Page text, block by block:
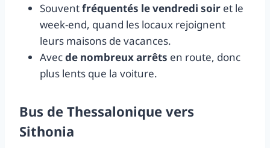
Souventfréquentés le vendredi soir et le
week-end, quand les locaux rejoignent
leurs maisons de vacances.
Avecde nombreux arrêts en route, donc
plus lents que la voiture.
Bus de Thessalonique vers
Sithonia